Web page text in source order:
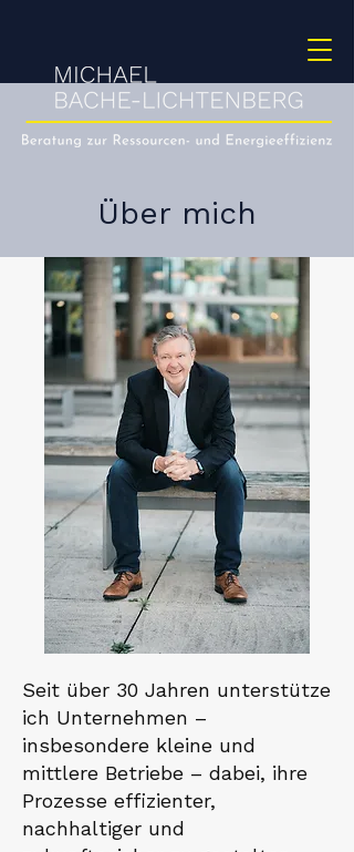
Über mich
Seit über 30 Jahren unterstütze
ich Unternehmen –
insbesondere kleine und
mittlere Betriebe – dabei, ihre
Prozesse effizienter,
nachhaltiger und